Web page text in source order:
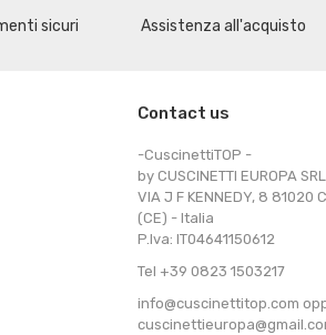
sicuri Assistenza all'acquisto
Contact us
-CuscinettiTOP -
by CUSCINETTI EUROPA SRL
VIA J F KENNEDY, 8 81020
(CE) - Italia
P.Iva: IT04641150612
Tel +39 0823 1503217
info@cuscinettitop.com